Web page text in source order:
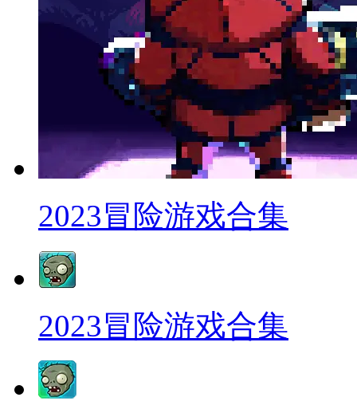
2023冒险游戏合集
2023冒险游戏合集